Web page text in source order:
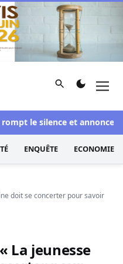
et d'investigation
Rechercher
le silence et annonce
ENQUÊTE ECONOMIE
doit se concerter pour savoir
La jeunesse